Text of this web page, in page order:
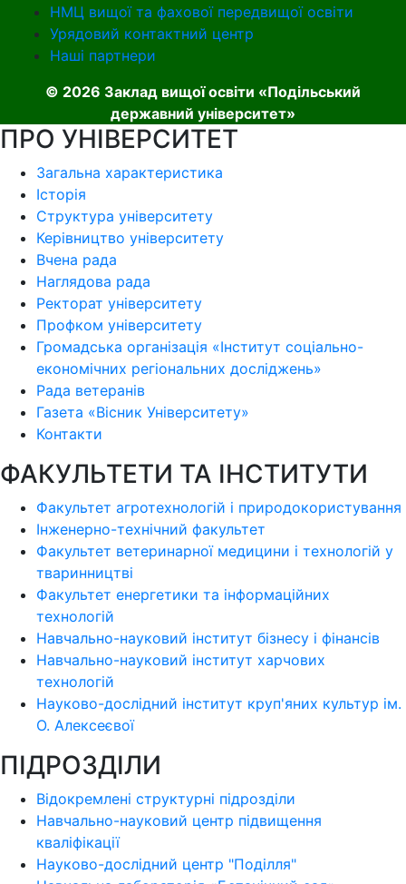
НМЦ вищої та фахової передвищої освіти
Урядовий контактний центр
Наші партнери
© 2026 Заклад вищої освіти «Подільський
державний університет»
ПРО УНІВЕРСИТЕТ
Загальна характеристика
Історія
Структура університету
Керівництво університету
Вчена рада
Наглядова рада
Ректорат університету
Профком університету
Громадська організація «Інститут соціально-
економічних регіональних досліджень»
Рада ветеранів
Газета «Вісник Університету»
Контакти
ФАКУЛЬТЕТИ ТА ІНСТИТУТИ
Факультет агротехнологій і природокористування
Інженерно-технічний факультет
Факультет ветеринарної медицини і технологій у
тваринництві
Факультет енергетики та інформаційних
технологій
Навчально-науковий інститут бізнесу і фінансів
Навчально-науковий інститут харчових
технологій
Науково-дослідний інститут круп'яних культур ім.
О. Алексеєвої
ПІДРОЗДІЛИ
Відокремлені структурні підрозділи
Навчально-науковий центр підвищення
кваліфікації
Науково-дослідний центр "Поділля"